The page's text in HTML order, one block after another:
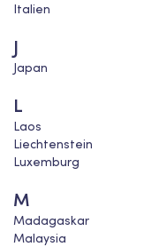
Italien
J
Japan
L
Laos
Liechtenstein
Luxemburg
M
Madagaskar
Malaysia